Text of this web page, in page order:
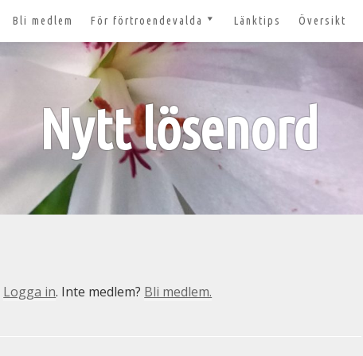
2027
lösenord?
Bli medlem För förtroendevalda
Nyheter och tips 2026-03-20
Styrelsesidan
Bildbanken
Dokument för
förtroendevalda
Lägg till aktivitet
Kom igång med Zoom för
Länktips Översikt
Nytt lösenord
Logga in. Inte medlem? Bli medlem.